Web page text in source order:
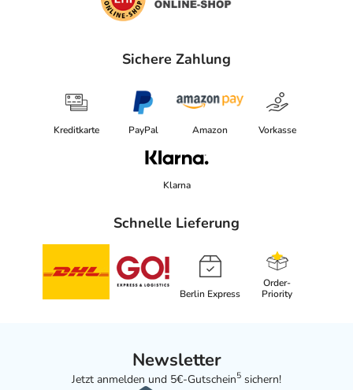
Sichere Zahlung
Kreditkarte PayPal Amazon Vorkasse
Klarna
Schnelle Lieferung
Berlin Express
Order-
Priority
Newsletter
Jetzt anmelden und 5€-Gutschein5 sichern!